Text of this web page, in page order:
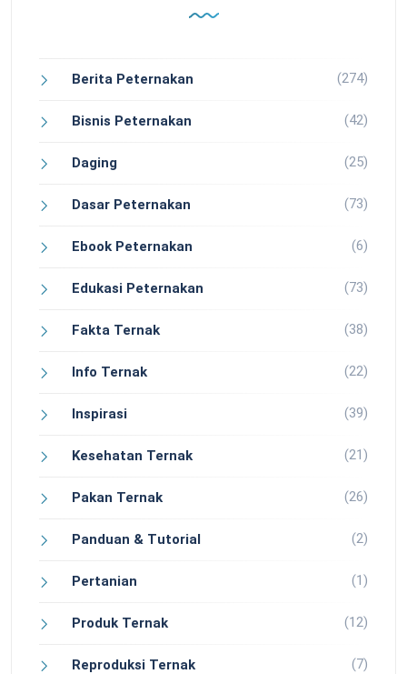
Berita Peternakan (274)
Bisnis Peternakan (42)
Daging (25)
Dasar Peternakan (73)
Ebook Peternakan (6)
Edukasi Peternakan (73)
Fakta Ternak (38)
Info Ternak (22)
Inspirasi (39)
Kesehatan Ternak (21)
Pakan Ternak (26)
Panduan & Tutorial (2)
Pertanian (1)
Produk Ternak (12)
Reproduksi Ternak (7)